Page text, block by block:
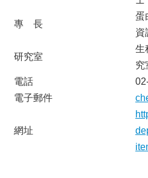
專 長
蛋
資
研究室
生
究
電話
電子郵件
網址